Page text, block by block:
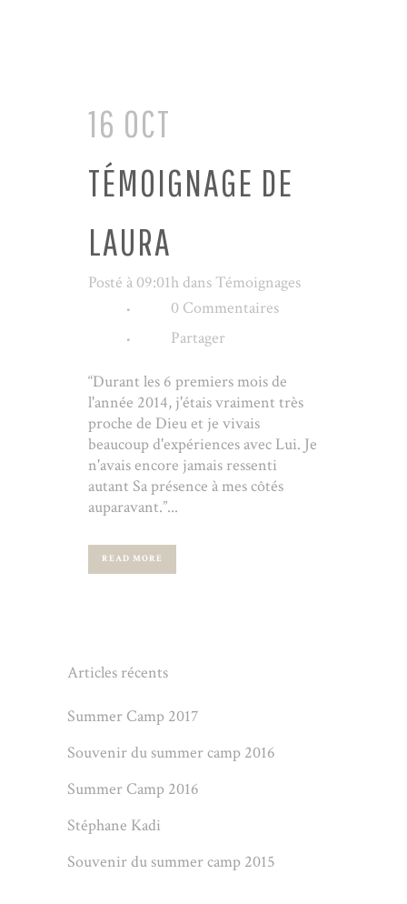
16 OCT
TÉMOIGNAGE DE
LAURA
Posté à 09:01h dans Témoignages
0 Commentaires
Partager
“Durant les 6 premiers mois de
l'année 2014, j'étais vraiment très
proche de Dieu et je vivais
beaucoup d'expériences avec Lui. Je
n'avais encore jamais ressenti
autant Sa présence à mes côtés
auparavant.”...
READ MORE
Articles récents
Summer Camp 2017
Souvenir du summer camp 2016
Summer Camp 2016
Stéphane Kadi
Souvenir du summer camp 2015